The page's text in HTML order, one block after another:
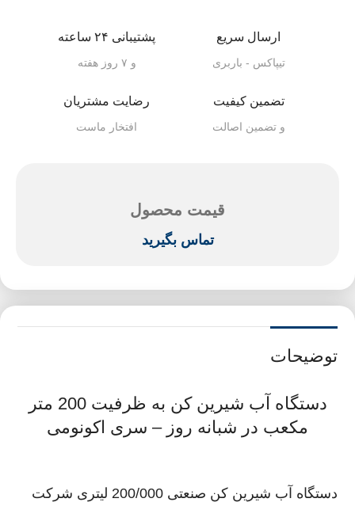
ارسال سریع
تیپاکس - باربری
پشتیبانی ۲۴ ساعته
و ۷ روز هفته
تضمین کیفیت
و تضمین اصالت
رضایت مشتریان
افتخار ماست
قیمت محصول
تماس بگیرید
توضیحات
دستگاه آب شیرین کن به ظرفیت 200 متر
مکعب در شبانه روز – سری اکونومی
دستگاه آب شیرین کن صنعتی 200/000 لیتری شرکت